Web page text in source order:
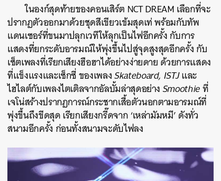
ในองก์สุดท้ายของคอนเสิร์ต NCT DREAM เลือกที่จะ
ปรากฏตัวออกมาด้วยชุดสีเขียวเข้มสุดเท่ พร้อมกับทัพ
แดนเซอร์ที่ขนมาปลุกเวทีให้ลุกเป็นไฟอีกครั้ง กับการ
แสดงที่ยกระดับอารมณ์ให้พุ่งขึ้นไปสู่จุดสูงสุดอีกครั้ง กับ
เซ็ตเพลงที่เรียกเสียงฮือฮาได้อย่างง่ายดาย ด้วยการแสดง
ที่แข็งแรงและเซ็กซี่ ของเพลงSkateboard, ISTJและ
ไฮไลต์กับเพลงไตเติลจากอัลบั้มล่าสุดอย่างSmoothieที่
เจโน่สร้างปรากฏการณ์กระชากเสื้อตัวนอกตามอารมณ์ที่
พุ่งขึ้นถึงขีดสุด เรียกเสียงกรี๊ดจาก ‘เหล่ามัมหมี’ ดังทั่ว
สนามอีกครั้ง ก่อนทั้งสนามจะดับไฟลง